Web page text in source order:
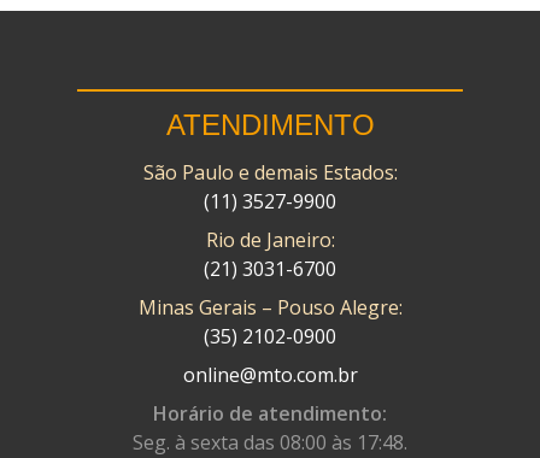
ATENDIMENTO
São Paulo e demais Estados:
(11) 3527-9900
Rio de Janeiro:
(21) 3031-6700
Minas Gerais – Pouso Alegre:
(35) 2102-0900
online@mto.com.br
Horário de atendimento:
Seg. à sexta das 08:00 às 17:48.